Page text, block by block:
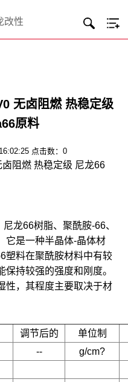
改性
无卤阻燃 热稳定级
原料
点击数：0
阻燃 热稳定级 尼龙66
龙66树脂、聚酰胺-66、
它是一种半晶体-晶体材
塑料在聚酰胺材料中有较
持较强的强度和刚度。
性，其程度主要取决于材
调节后的
单位制
--
g/cm?